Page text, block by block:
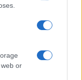
or
pasando en 2026?